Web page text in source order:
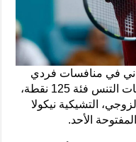
في منافسات فردي
السيدات ضمن بطولات رابطة محترفات التنس فئة 125 نقطة،
التشيكية نيكولا
الأحد.